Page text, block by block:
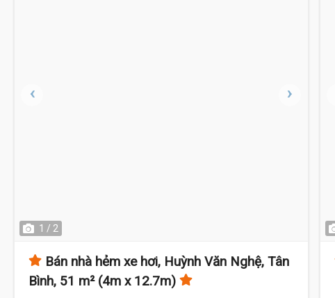
1 / 2
Bán nhà hẻm xe hơi, Huỳnh Văn Nghệ, Tân
Bình, 51 m² (4m x 12.7m)